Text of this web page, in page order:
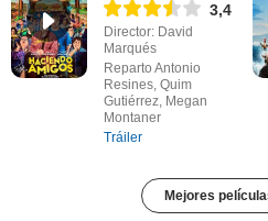
3,4
Director: David
Marqués
Reparto Antonio
Resines, Quim
Gutiérrez, Megan
Montaner
Tráiler
Mejores